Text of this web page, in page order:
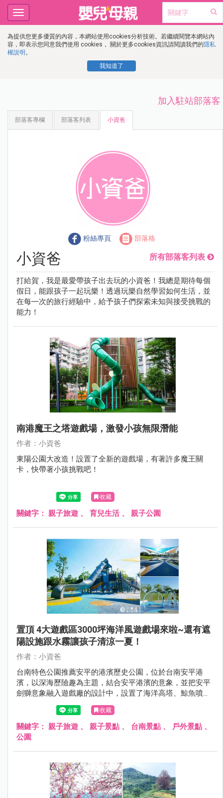
為提供您更多優質的內容，本網站使用cookies分析技術。若繼續閱覽本網站內
容，即表示您同意我們使用 cookies， 關於更多cookies資訊請閱讀我們的隱私
權說明 。
我知道了
Toggle
navigation
加入駐站部落客
部落客專欄 部落客列表 小資爸
粉絲專頁 部落格
小資爸 所有部落客列表
打給賀，我是最愛帶孩子出去玩的小資爸！我總是期待每個
假日，能跟孩子一起玩樂！透過玩樂自然學習如何生活，並
在每㇐次的旅行經驗中，給予孩子們探索未知與接受挑戰的
能力！
南港魔王之塔遊戲場，激發小孩無限潛能
作者：小資爸
東陽公園大改造！設置了全新的遊戲場，有著許多魔王關
卡，快帶著小孩挑戰吧！
收藏
關鍵字： 親子旅遊 、 育兒生活、 親子公園
置頂 4大遊戲區3000坪海洋風遊戲場來啦~還有遮
陽設施跟水霧讓孩子清涼一夏！
作者：小資爸
台南特色公園推薦安平的港濱歷史公園，位於台南安平港
濱，以深海歷險趣為主題，結合安平港濱的意象，並把安平
劍獅意象融入遊戲廠的設計中，設置了海洋高塔、鯨魚噴
霧、鯨魚尾巴土丘、雙軌滑溜索、繩索闖關、珊瑚礁叢噴
霧、盪鞦韆、綠藻山洞等有趣且富有挑戰性的遊具，結合安
平的定情碼頭德陽艦園區和安平古堡就是很棒的安平親子半
日遊、一日遊呦~現在就跟著小資爸一起來玩安平的港濱歷
收藏
關鍵字： 親子旅遊 、 親子景點 、 台南景點 、 戶外景點 、
公園